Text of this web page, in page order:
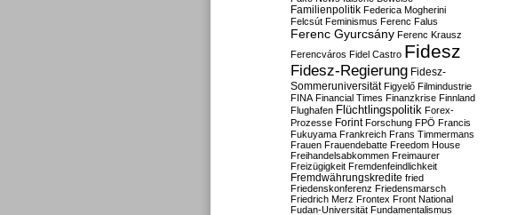
Familienpolitik Federica Mogherini
Felcsút Feminismus Ferenc Falus
Ferenc Gyurcsány Ferenc Krausz
Ferencváros Fidel Castro Fidesz
Fidesz-Regierung Fidesz-
Sommeruniversität Figyelő Filmindustrie
FINA Financial Times Finanzkrise Finnland
Flughafen Flüchtlingspolitik Forex-
Prozesse Forint Forschung FPÖ Francis
Fukuyama Frankreich Frans Timmermans
Frauen Frauendebatte Freedom House
Freihandelsabkommen Freimaurer
Freizügigkeit Fremdenfeindlichkeit
Fremdwährungskredite fried
Friedenskonferenz Friedensmarsch
Friedrich Merz Frontex Front National
Fudan-Universität Fundamentalismus